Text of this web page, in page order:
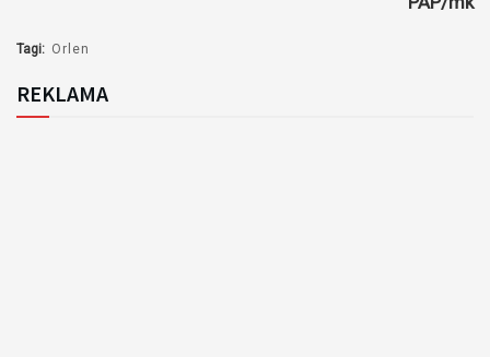
Tagi: Orlen
REKLAMA